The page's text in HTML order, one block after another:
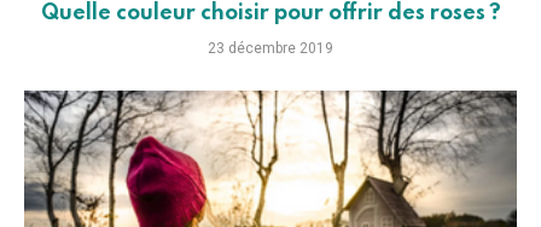
Quelle couleur choisir pour offrir des roses ?
23 décembre 2019